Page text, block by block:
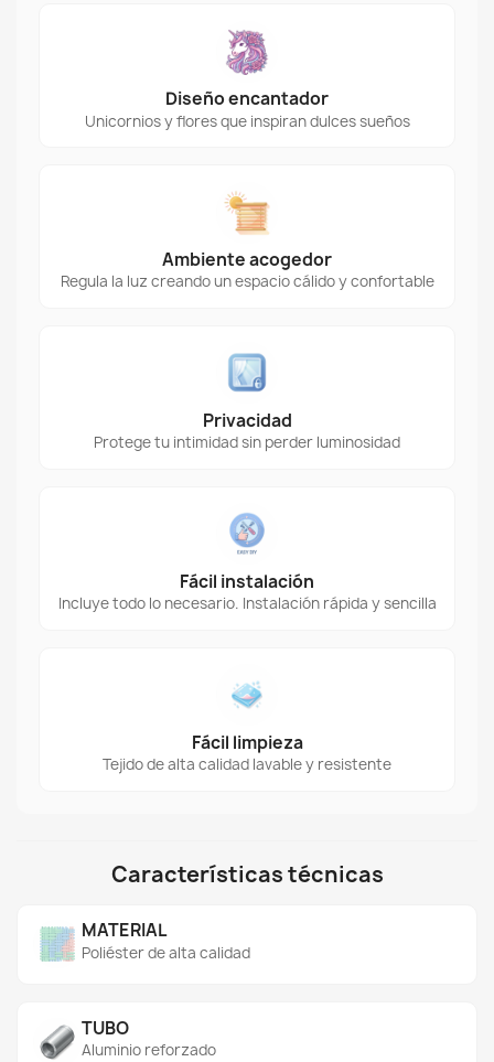
Diseño encantador
Unicornios y flores que inspiran dulces sueños
Ambiente acogedor
Regula la luz creando un espacio cálido y confortable
Privacidad
Protege tu intimidad sin perder luminosidad
Fácil instalación
Incluye todo lo necesario. Instalación rápida y sencilla
Fácil limpieza
Tejido de alta calidad lavable y resistente
Características técnicas
MATERIAL
Poliéster de alta calidad
TUBO
Aluminio reforzado